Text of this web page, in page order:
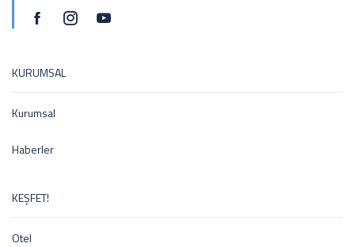
KURUMSAL
Kurumsal
Haberler
KEŞFET!
Otel